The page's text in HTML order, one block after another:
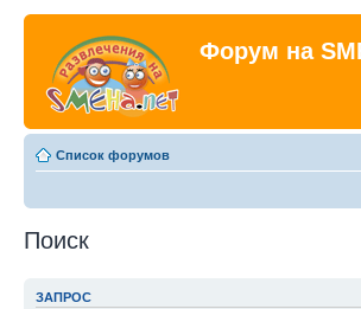
Форум на
Список форумов
Поиск
ЗАПРОС